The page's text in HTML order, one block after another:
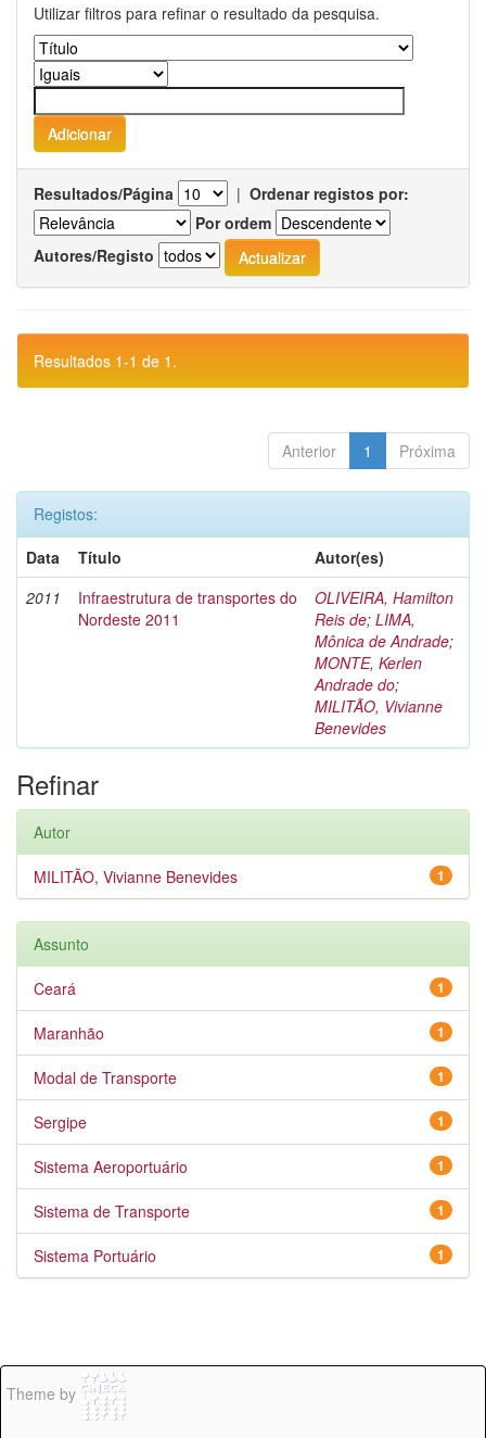
Utilizar filtros para refinar o resultado da pesquisa.
Resultados/Página | Ordenar registos por:
Por ordem
Autores/Registo
Resultados 1-1 de 1.
Anterior 1 Próxima
Registos:
Data
Título
Autor(es)
2011
Infraestrutura de transportes do
Nordeste 2011
OLIVEIRA, Hamilton
Reis de; LIMA,
Mônica de Andrade;
MONTE, Kerlen
Andrade do;
MILITÃO, Vivianne
Benevides
Refinar
Autor
1
MILITÃO, Vivianne Benevides
Assunto
1
Ceará
1
Maranhão
1
Modal de Transporte
1
Sergipe
1
Sistema Aeroportuário
1
Sistema de Transporte
1
Sistema Portuário
Theme by